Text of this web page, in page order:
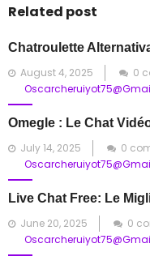
Related post
Posted
on
August 4, 2025
0
Posted
on
July 14, 2025
0
Live Chat Free: Le
Posted
on
June 20, 2025
0